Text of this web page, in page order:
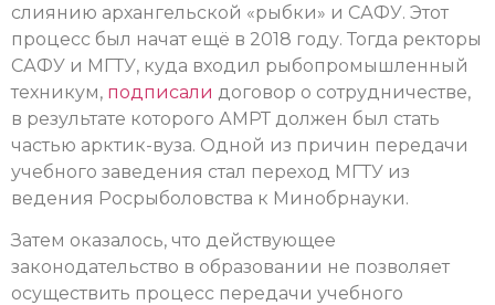
слиянию архангельской «рыбки» и САФУ. Этот
процесс был начат ещё в 2018 году. Тогда ректоры
САФУ и МГТУ, куда входил рыбопромышленный
техникум, подписали договор о сотрудничестве,
в результате которого АМРТ должен был стать
частью арктик-вуза. Одной из причин передачи
учебного заведения стал переход МГТУ из
ведения Росрыболовства к Минобрнауки.
Затем оказалось, что действующее
законодательство в образовании не позволяет
осуществить процесс передачи учебного